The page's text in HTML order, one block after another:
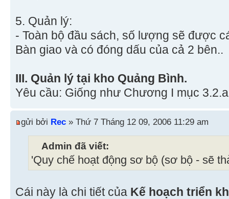
5. Quản lý:
- Toàn bộ đầu sách, số lượng sẽ được
Bàn giao và có đóng dấu của cả 2 bên..
III. Quản lý tại kho Quảng Bình.
Yêu cầu: Giống như Chương I mục 3.2.a
gửi bởi Rec » Thứ 7 Tháng 12 09, 2006 11:29 am
Admin đã viết:
'Quy chế hoạt động sơ bộ (sơ bộ - sẽ
Cái này là chi tiết của Kế hoạch triển